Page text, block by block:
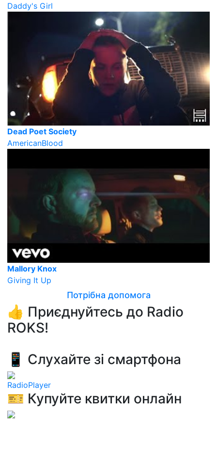
Daddy's Girl
Dead Poet Society
AmericanBlood
Mallory Knox
Giving It Up
Потрібна допомога
👍 Приєднуйтесь до Radio
ROKS!
📱 Слухайте зі смартфона
RadioPlayer
🎫 Купуйте квитки онлайн